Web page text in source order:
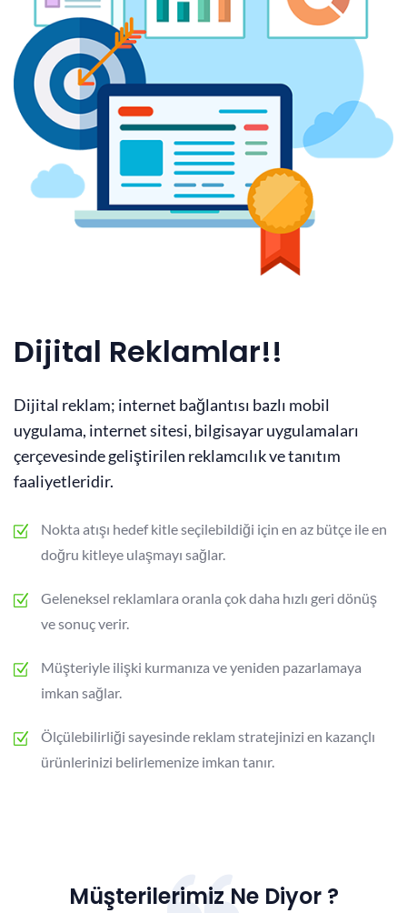
Dijital Reklamlar!!
Dijital reklam; internet bağlantısı bazlı mobil
uygulama, internet sitesi, bilgisayar uygulamaları
çerçevesinde geliştirilen reklamcılık ve tanıtım
faaliyetleridir.
Nokta atışı hedef kitle seçilebildiği için en az bütçe ile en
doğru kitleye ulaşmayı sağlar.
Geleneksel reklamlara oranla çok daha hızlı geri dönüş
ve sonuç verir.
Müşteriyle ilişki kurmanıza ve yeniden pazarlamaya
imkan sağlar.
Ölçülebilirliği sayesinde reklam stratejinizi en kazançlı
ürünlerinizi belirlemenize imkan tanır.
Müşterilerimiz Ne Diyor ?